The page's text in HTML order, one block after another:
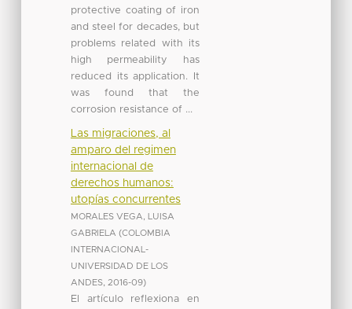
protective coating of iron
and steel for decades, but
problems related with its
high permeability has
reduced its application. It
was found that the
corrosion resistance of ...
Las migraciones, al
amparo del regimen
internacional de
derechos humanos:
utopías concurrentes
MORALES VEGA, LUISA
GABRIELA (COLOMBIA
INTERNACIONAL-
UNIVERSIDAD DE LOS
ANDES, 2016-09)
El artículo reflexiona en